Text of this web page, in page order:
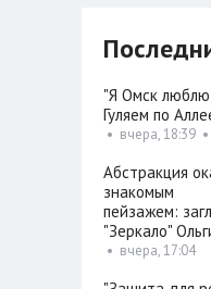
"Я Омск люблю
Гуляем по
• вчера, 18:39•
Абстракция
знакомым
пейзажем:
"Зеркало"
• вчера, 17:04